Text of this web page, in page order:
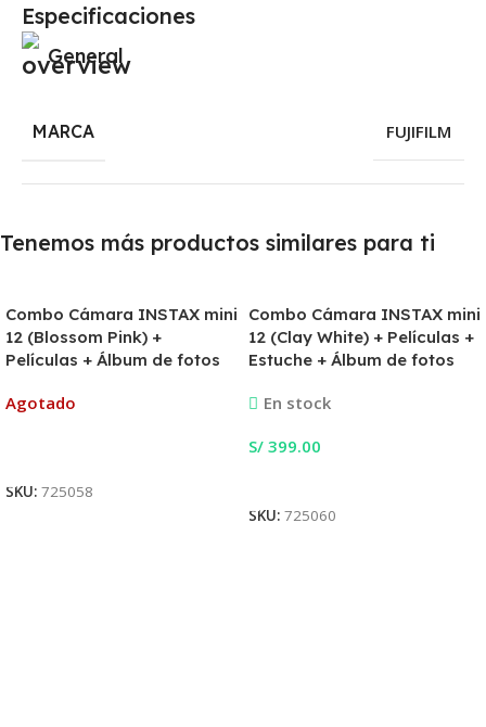
Especificaciones
General
MARCA FUJIFILM
Tenemos más productos similares para ti
Combo Cámara INSTAX mini
12 (Blossom Pink) +
Películas + Álbum de fotos
Agotado
SKU: 725058
Combo Cámara INSTAX mini
12 (Clay White) + Películas +
Estuche + Álbum de fotos
En stock
S/ 399.00
SKU: 725060